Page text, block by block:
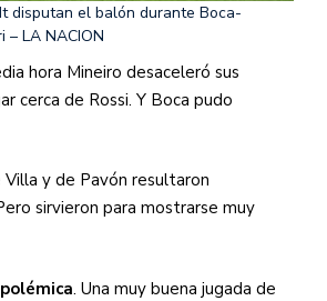
disputan el balón durante Boca-
– LA NACION
hora Mineiro desaceleró sus
cerca de Rossi. Y Boca pudo
y de Pavón resultaron
sirvieron para mostrarse muy
. Una muy buena jugada de